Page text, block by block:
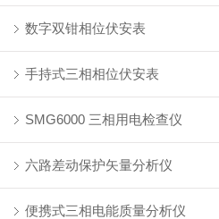
数字双钳相位伏安表
手持式三相相位伏安表
SMG6000 三相用电检查仪
六路差动保护矢量分析仪
便携式三相电能质量分析仪